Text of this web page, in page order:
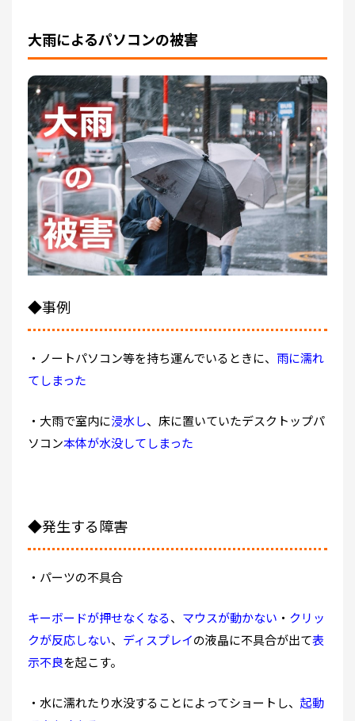
大雨によるパソコンの被害
◆事例
・ノートパソコン等を持ち運んでいるときに、 雨に濡れ
てしまった
・大雨で室内に浸水し、床に置いていたデスクトップパ
ソコン本体が水没してしまった
◆発生する障害
・パーツの不具合
キーボードが押せなくなる、 マウスが動かない ・ クリッ
クが反応しない、 ディスプレイの液晶に不具合が出て表
示不良を起こす。
・水に濡れたり水没することによってショートし、 起動